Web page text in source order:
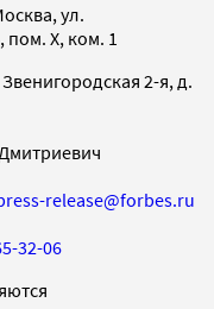
ул.
пом. X, ком. 1
2-я, д.
release@forbes.ru
32-06